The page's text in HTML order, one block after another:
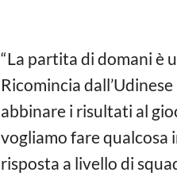
“La partita di domani è
Ricomincia
abbinare i risultati al
vogliamo fare qualcosa
risposta a livello di